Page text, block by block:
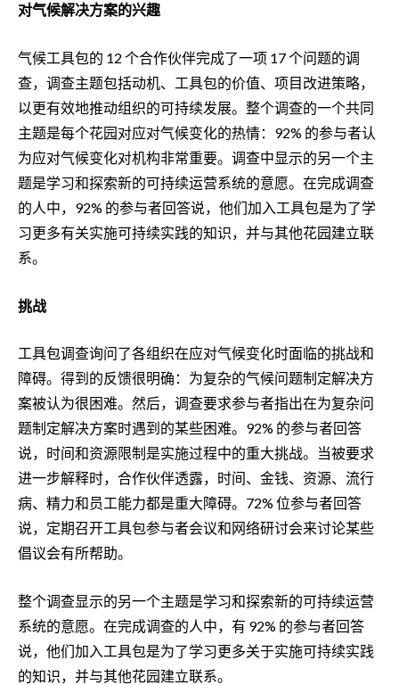
对气候解决方案的兴趣
气候工具包的 12 个合作伙伴完成了一项 17 个问题的调
查，调查主题包括动机、工具包的价值、项目改进策略，
以更有效地推动组织的可持续发展。整个调查的一个共同
主题是每个花园对应对气候变化的热情：92% 的参与者认
为应对气候变化对机构非常重要。调查中显示的另一个主
题是学习和探索新的可持续运营系统的意愿。在完成调查
的人中，92% 的参与者回答说，他们加入工具包是为了学
习更多有关实施可持续实践的知识，并与其他花园建立联
系。
挑战
工具包调查询问了各组织在应对气候变化时面临的挑战和
障碍。得到的反馈很明确：为复杂的气候问题制定解决方
案被认为很困难。然后，调查要求参与者指出在为复杂问
题制定解决方案时遇到的某些困难。92% 的参与者回答
说，时间和资源限制是实施过程中的重大挑战。当被要求
进一步解释时，合作伙伴透露，时间、金钱、资源、流行
病、精力和员工能力都是重大障碍。72% 位参与者回答
说，定期召开工具包参与者会议和网络研讨会来讨论某些
倡议会有所帮助。
整个调查显示的另一个主题是学习和探索新的可持续运营
系统的意愿。在完成调查的人中，有 92% 的参与者回答
说，他们加入工具包是为了学习更多关于实施可持续实践
的知识，并与其他花园建立联系。